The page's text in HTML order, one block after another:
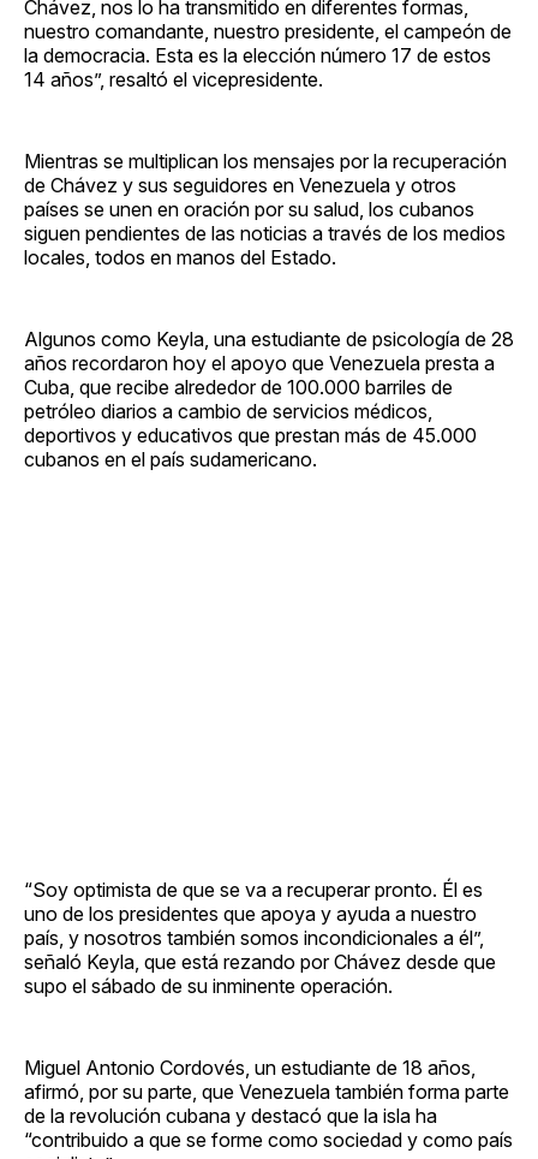
Chávez, nos lo ha transmitido en diferentes formas,
nuestro comandante, nuestro presidente, el campeón de
la democracia. Esta es la elección número 17 de estos
14 años”, resaltó el vicepresidente.
Mientras se multiplican los mensajes por la recuperación
de Chávez y sus seguidores en Venezuela y otros
países se unen en oración por su salud, los cubanos
siguen pendientes de las noticias a través de los medios
locales, todos en manos del Estado.
Algunos como Keyla, una estudiante de psicología de 28
años recordaron hoy el apoyo que Venezuela presta a
Cuba, que recibe alrededor de 100.000 barriles de
petróleo diarios a cambio de servicios médicos,
deportivos y educativos que prestan más de 45.000
cubanos en el país sudamericano.
“Soy optimista de que se va a recuperar pronto. Él es
uno de los presidentes que apoya y ayuda a nuestro
país, y nosotros también somos incondicionales a él”,
señaló Keyla, que está rezando por Chávez desde que
supo el sábado de su inminente operación.
Miguel Antonio Cordovés, un estudiante de 18 años,
afirmó, por su parte, que Venezuela también forma parte
de la revolución cubana y destacó que la isla ha
“contribuido a que se forme como sociedad y como país